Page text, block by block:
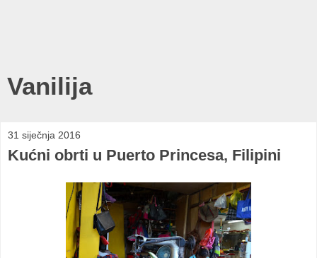
Vanilija
31 siječnja 2016
Kućni obrti u Puerto Princesa, Filipini